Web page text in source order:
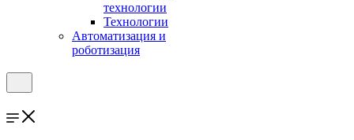
технологии
Технологии
Автоматизация и
роботизация